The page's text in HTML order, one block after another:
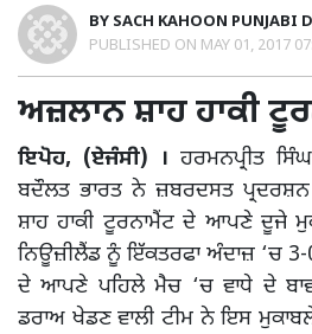
BY SACH KAHOON PUNJABI
PUBLISHED ON MAY 01, 2017
ਅਜ਼ਲਾਨ ਸ਼ਾਹ ਹਾਕੀ
ਇਪੋਹ, (ਏਜੰਸੀ) । ਹਰਮਨਪ੍ਰੀਤ
ਬਦੌਲਤ ਭਾਰਤ ਨੇ ਜ਼ਬਰਦਸਤ
ਸ਼ਾਹ ਹਾਕੀ ਟੂਰਨਾਮੈਂਟ ਦੇ ਆਪਣੇ ਦੂਜੇ
ਨਿਊਜ਼ੀਲੈਂਡ ਨੂੰ ਇੱਕਤਰਫਾ ਅੰਦਾਜ਼ ‘ਚ 3-
ਦੇ ਆਪਣੇ ਪਹਿਲੇ ਮੈਚ ‘ਚ ਵਾਧੇ ਦੇ
ਡਰਾਅ ਖੇਡਣ ਵਾਲੀ ਟੀਮ ਨੇ ਇਸ ਮੁਕਾਬਲੇ